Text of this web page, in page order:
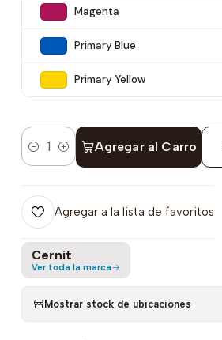
Magenta
Primary Blue
Primary Yellow
Cantidad Agregar al Carro
Agregar a la lista de favoritos
Cernit
Ver toda la marca
Mostrar stock de ubicaciones